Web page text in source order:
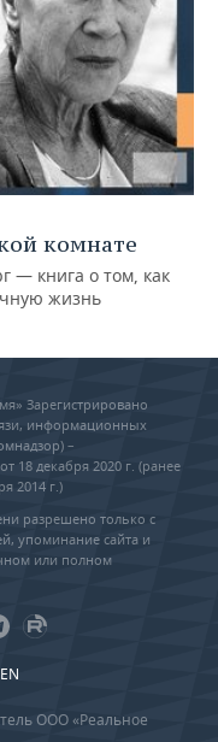
комнате
— книга о том, как
жизнь
Зарегистрировано
информационных
–
18 декабря 2020 г. (ранее
2014 г.)
разрешено только с
упоминание сайта и
или полном
EN
ООО «Реальное